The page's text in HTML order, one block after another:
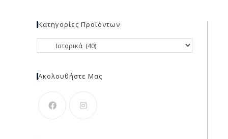
Κατηγορίες Προϊόντων
Ακολουθήστε Μας